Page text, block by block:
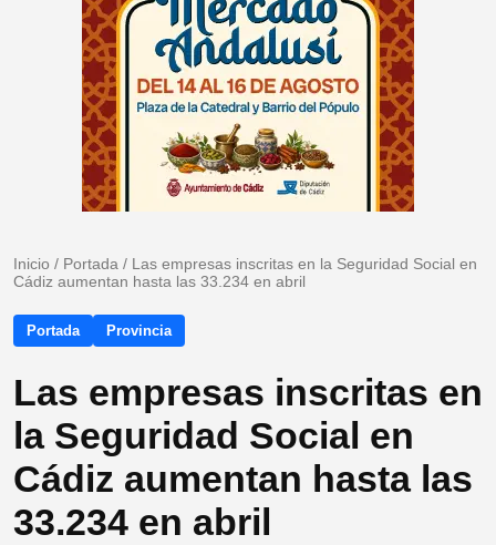
Inicio / Portada / Las empresas inscritas en la Seguridad Social en
Cádiz aumentan hasta las 33.234 en abril
Portada Provincia
Las empresas inscritas en
la Seguridad Social en
Cádiz aumentan hasta las
33.234 en abril